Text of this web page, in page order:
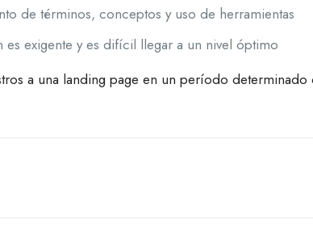
de términos, conceptos y uso de herramientas
exigente y es difícil llegar a un nivel óptimo
a una landing page en un período